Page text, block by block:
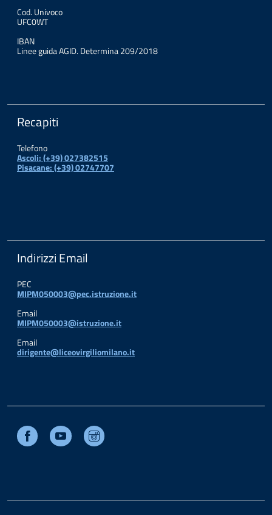
Cod. Univoco
UFC0WT
IBAN
Linee guida AGID. Determina 209/2018
Recapiti
Telefono
Ascoli: (+39) 027382515
Pisacane: (+39) 02747707
Indirizzi Email
PEC
MIPM050003@pec.istruzione.it
Email
MIPM050003@istruzione.it
Email
dirigente@liceovirgiliomilano.it
Facebook Youtube